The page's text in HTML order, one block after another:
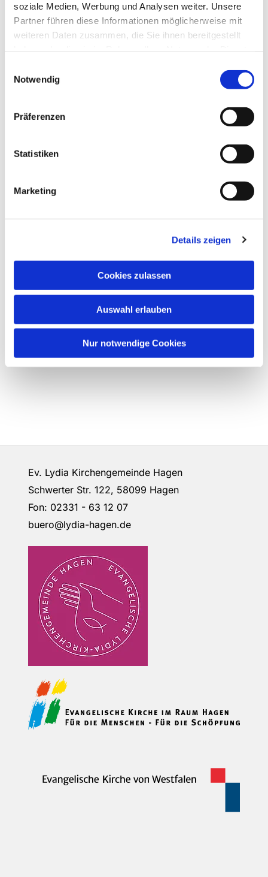
soziale Medien, Werbung und Analysen weiter. Unsere
Partner führen diese Informationen möglicherweise mit
weiteren Daten zusammen, die Sie ihnen bereitgestellt
Notwendig
Präferenzen
Statistiken
Marketing
Details zeigen
Cookies zulassen
Auswahl erlauben
Nur notwendige Cookies
Ev. Lydia Kirchengemeinde Hagen
Schwerter Str. 122, 58099 Hagen
Fon: 02331 - 63 12 07
buero@lydia-hagen.de